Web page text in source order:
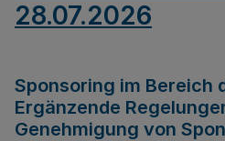
28.07.2026
Sponsoring im Bereich
Ergänzende
Genehmigung von